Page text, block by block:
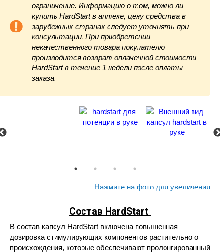
ограничение. Информацию о том, можно ли
купить HardStart в аптеке, цену средства в
зарубежных странах следует уточнять при
консультации. При приобретении
некачественного товара покупателю
производится возврат оплаченной стоимости
HardStart в течение 1 недели после оплаты
заказа.
Нажмите на фото для увеличения
Состав HardStart
В состав капсул HardStart включена повышенная
дозировка стимулирующих компонентов растительного
происхождения, которые обеспечивают пролонгированный